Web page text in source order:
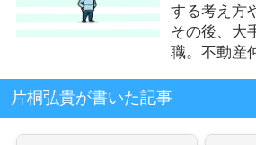
する考え方
その後、大
職。不動産
片桐弘貴が書いた記事